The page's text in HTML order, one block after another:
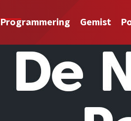
Programmering Gemist